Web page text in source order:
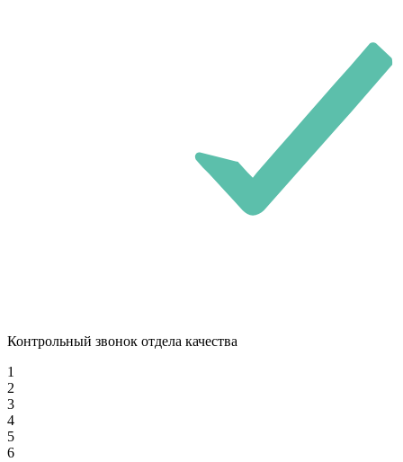
Контрольный звонок отдела качества
1
2
3
4
5
6